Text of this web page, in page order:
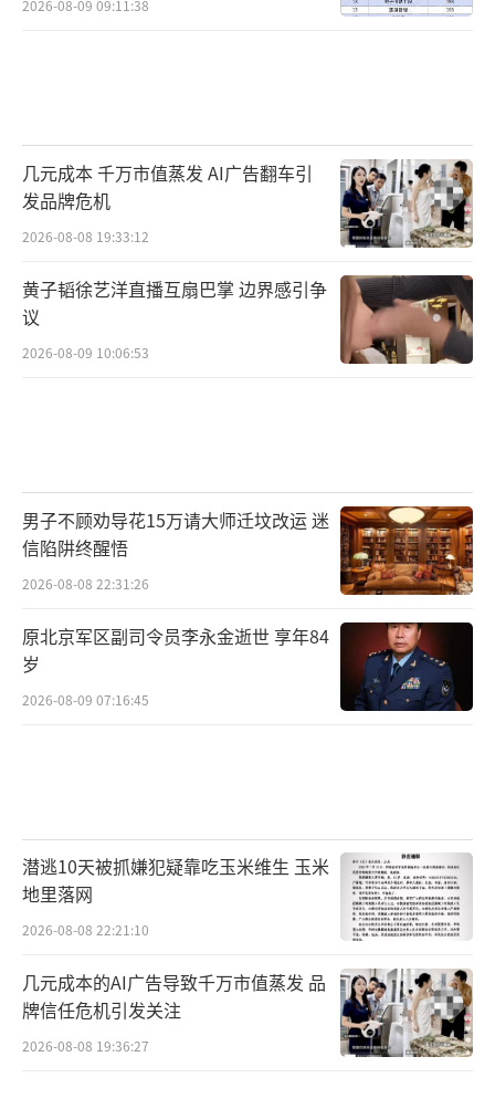
2026-08-09 09:11:38
几元成本 千万市值蒸发 AI广告翻车引
发品牌危机
2026-08-08 19:33:12
黄子韬徐艺洋直播互扇巴掌 边界感引争
议
2026-08-09 10:06:53
男子不顾劝导花15万请大师迁坟改运 迷
信陷阱终醒悟
2026-08-08 22:31:26
原北京军区副司令员李永金逝世 享年84
岁
2026-08-09 07:16:45
潜逃10天被抓嫌犯疑靠吃玉米维生 玉米
地里落网
2026-08-08 22:21:10
几元成本的AI广告导致千万市值蒸发 品
牌信任危机引发关注
2026-08-08 19:36:27